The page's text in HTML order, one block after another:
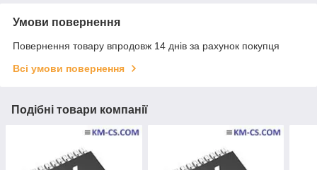
Умови повернення
Повернення товару впродовж 14 днів за рахунок покупця
Всі умови повернення
Подібні товари компанії